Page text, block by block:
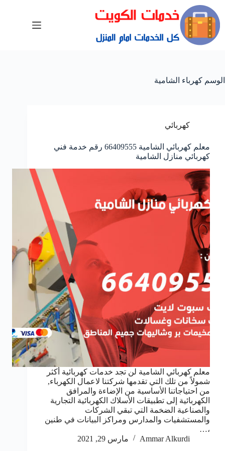
الوسم كهرباء الشامية
كهربائي
معلم كهربائي الشامية 66409555 رقم خدمة فني
كهربائي منازل الشامية
معلم كهربائي الشامية لن تجد خدمات كهربائية أكثر
شمولاً من تلك التي تقدمها شركتنا لاعمال الكهرباء,
من احتياجاتنا الأساسية من الإضاءة والمرافق
الكهربائية إلى تطبيقات الأسلاك الكهربائية التجارية
والصناعية الضخمة التي تبقي الشركات
والمستشفيات والمدارس ومراكز البيانات في طنين
،…
Ammar Alkurdi
مارس 29, 2021